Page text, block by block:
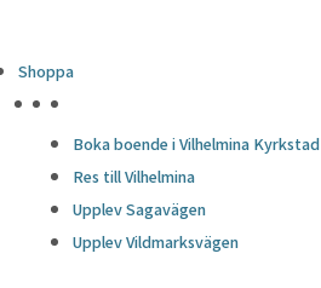
Shoppa
Boka boende i Vilhelmina Kyrkstad
Res till Vilhelmina
Upplev Sagavägen
Upplev Vildmarksvägen